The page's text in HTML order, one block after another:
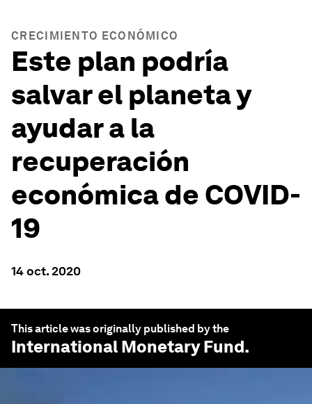
CRECIMIENTO ECONÓMICO
Este plan podría
salvar el planeta y
ayudar a la
recuperación
económica de COVID-
19
14 oct. 2020
This article was originally published by the
International Monetary Fund.